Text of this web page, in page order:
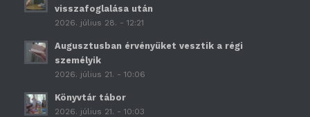
visszafoglalása után
2026. július 28. - 12:21
Augusztusban érvényüket vesztik a régi
személyik
2026. július 21. - 10:06
Könyvtár tábor
2026. július 21. - 10:03